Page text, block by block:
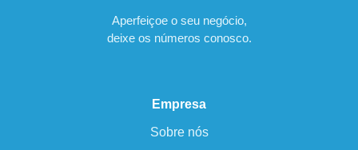
Aperfeiçoe o seu negócio,
deixe os números conosco.
Empresa
Sobre nós